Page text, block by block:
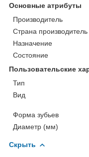
Основные атрибуты
Производитель
Страна производитель
Назначение
Состояние
Пользовательские
Тип
Вид
Форма зубьев
Диаметр (мм)
Скрыть